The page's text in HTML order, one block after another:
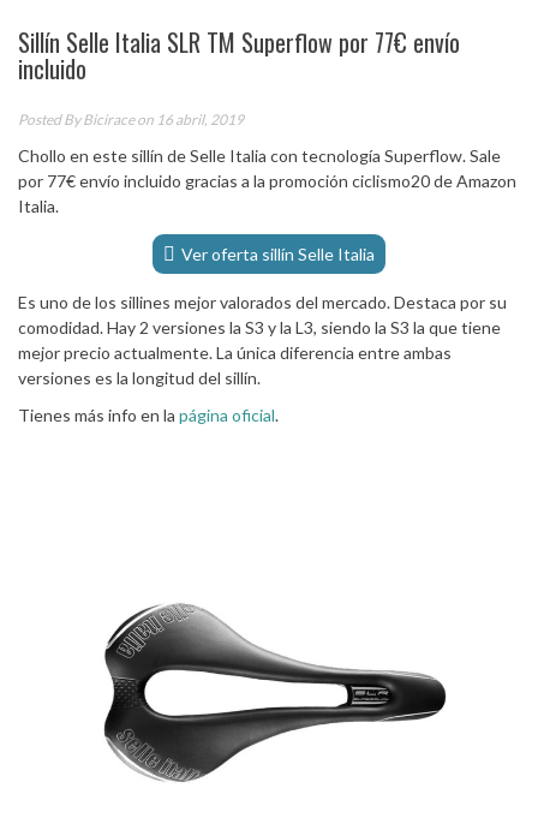
Sillín Selle Italia SLR TM Superflow por 77€ envío
incluido
Posted ByBiciraceon 16 abril, 2019
Chollo en este sillín de Selle Italia con tecnología Superflow. Sale
por 77€ envío incluido gracias a la promoción ciclismo20 de Amazon
Italia.
Ver oferta sillín Selle Italia
Es uno de los sillines mejor valorados del mercado. Destaca por su
comodidad. Hay 2 versiones la S3 y la L3, siendo la S3 la que tiene
mejor precio actualmente. La única diferencia entre ambas
versiones es la longitud del sillín.
Tienes más info en la página oficial.